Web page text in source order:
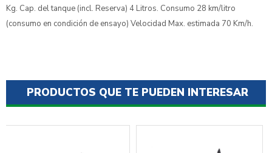
Kg. Cap. del tanque (incl. Reserva) 4 Litros. Consumo 28 km/litro
(consumo en condición de ensayo) Velocidad Max. estimada 70 Km/h.
PRODUCTOS QUE TE PUEDEN INTERESAR